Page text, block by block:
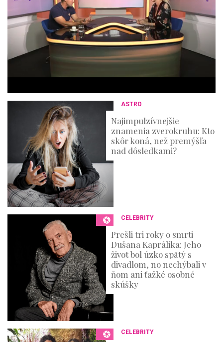
4
4
u
s
ASTRO
Najimpulzívnejšie
znamenia zverokruhu: Kto
skôr koná, než premýšľa
nad dôsledkami?
CELEBRITY
Prešli tri roky o smrti
Dušana Kaprálika: Jeho
život bol úzko spätý s
divadlom, no nechýbali v
ňom ani ťažké osobné
skúšky
CELEBRITY